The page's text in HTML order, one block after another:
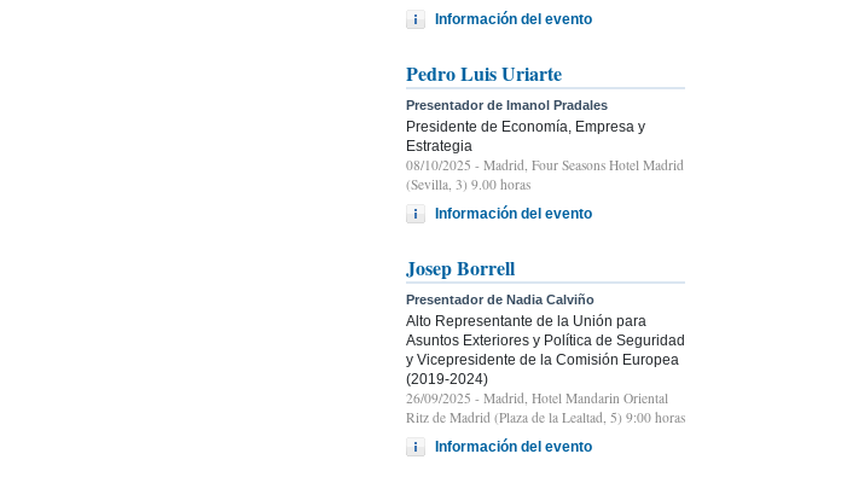
Información del evento
Pedro Luis Uriarte
Presentador de Imanol Pradales
Presidente de Economía, Empresa y
Estrategia
08/10/2025 - Madrid, Four Seasons Hotel Madrid
(Sevilla, 3) 9.00 horas
Información del evento
Josep Borrell
Presentador de Nadia Calviño
Alto Representante de la Unión para
Asuntos Exteriores y Política de Seguridad
y Vicepresidente de la Comisión Europea
(2019-2024)
26/09/2025 - Madrid, Hotel Mandarin Oriental
Ritz de Madrid (Plaza de la Lealtad, 5) 9:00 horas
Información del evento